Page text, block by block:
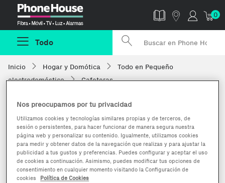
0
Todo
Inicio Hogar y Domótica
Todo en Pequeño
electrodoméstico
Cafeteras
Nos preocupamos por tu privacidad
Utilizamos cookies y tecnologías similares propias y de terceros, de
sesión o persistentes, para hacer funcionar de manera segura nuestra
página web y personalizar su contenido. Igualmente, utilizamos cookies
para medir y obtener datos de la navegación que realizas y para ajustar la
publicidad a tus gustos y preferencias. Puedes configurar y aceptar el uso
de cookies a continuación. Asimismo, puedes modificar tus opciones de
consentimiento en cualquier momento visitando la Configuración de
cookies
Política de Cookies